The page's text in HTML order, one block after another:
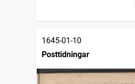
1645-01-10
Posttidningar